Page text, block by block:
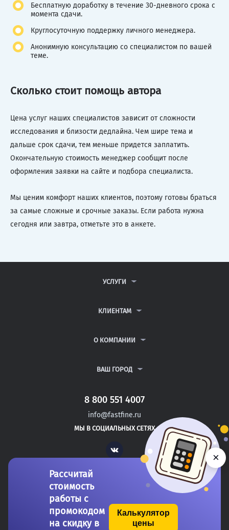
Бесплатную доработку в течение 30-дневного срока с
момента сдачи.
Круглосуточную поддержку личного менеджера.
Анонимную консультацию со специалистом по вашей
теме.
Сколько стоит помощь автора
Цена услуг наших специалистов зависит от сложности
исследования и близости дедлайна. Чем шире тема и
дальше срок сдачи, тем меньше придется заплатить.
Окончательную стоимость менеджер сообщит после
оформления заявки на сайте и подбора специалиста.
Мы ценим комфорт наших клиентов, поэтому готовы браться
за самые сложные и срочные заказы. Если работа нужна
сегодня или завтра, отметьте это в анкете.
УСЛУГИ
ДИПЛОМНЫЕ РАБОТЫ
РЕФЕРАТЫ
КЛИЕНТАМ
ВОПРОСЫ И ОТВЕТЫ
ПОЛИТИКА КОНФИДЕНЦИАЛЬНОСТИ
О КОМПАНИИ
КОНТАКТЫ
ВАШ ГОРОД
САНКТ-ПЕТЕРБУРГ
НАХОДКА
ПУШКИНО
8 800 551 4007
info@fastfine.ru
МЫ В СОЦИАЛЬНЫХ СЕТЯХ
Vk
Copyright 2011-2026 FastFine.ru
Рассчитай
стоимость
работы с
промокодом
на скидку в
Калькулятор
цены
×